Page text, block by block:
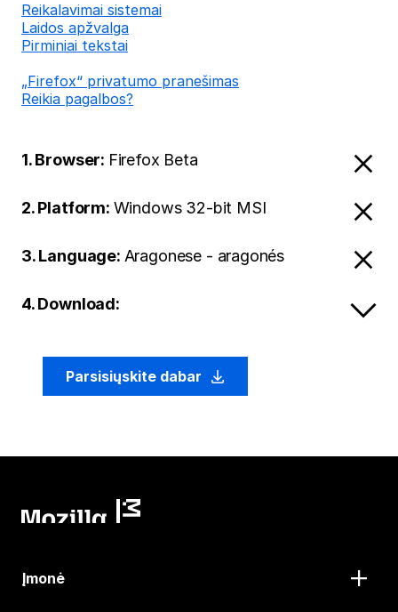
Reikalavimai sistemai
Laidos apžvalga
Pirminiai tekstai
„Firefox“ privatumo pranešimas
Reikia pagalbos?
1. Browser: Firefox Beta
2. Platform: Windows 32-bit MSI
3. Language: Aragonese - aragonés
4. Download:
Parsisiųskite dabar
Įmonė